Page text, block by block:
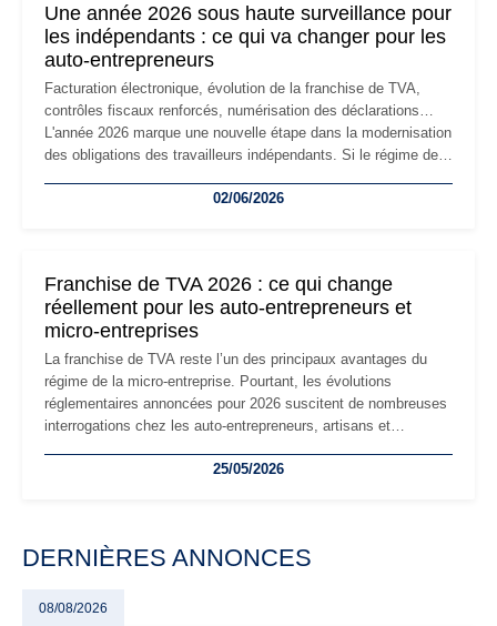
Une année 2026 sous haute surveillance pour
les indépendants : ce qui va changer pour les
auto-entrepreneurs
Facturation électronique, évolution de la franchise de TVA,
contrôles fiscaux renforcés, numérisation des déclarations…
L'année 2026 marque une nouvelle étape dans la modernisation
des obligations des travailleurs indépendants. Si le régime de
les auto-entrepreneurs devront s'adapter à un environnement
02/06/2026
Franchise de TVA 2026 : ce qui change
réellement pour les auto-entrepreneurs et
micro-entreprises
La franchise de TVA reste l’un des principaux avantages du
régime de la micro-entreprise. Pourtant, les évolutions
réglementaires annoncées pour 2026 suscitent de nombreuses
interrogations chez les auto-entrepreneurs, artisans et
facturation ou risque de bascule vers la TVA : les règles
25/05/2026
DERNIÈRES ANNONCES
08/08/2026